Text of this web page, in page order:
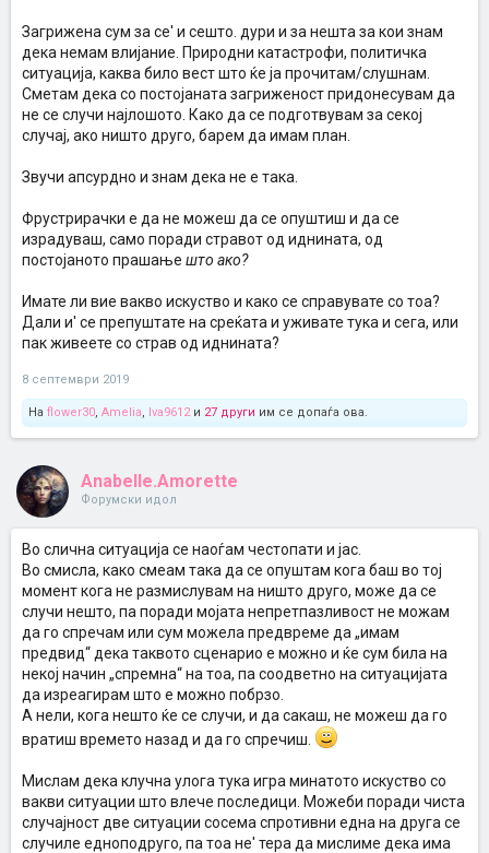
Загрижена сум за се' и сешто. дури и за нешта за кои знам
дека немам влијание. Природни катастрофи, политичка
ситуација, каква било вест што ќе ја прочитам/слушнам.
Сметам дека со постојаната загриженост придонесувам да
не се случи најлошото. Како да се подготвувам за секој
случај, ако ништо друго, барем да имам план.
Звучи апсурдно и знам дека не е така.
Фрустрирачки е да не можеш да се опуштиш и да се
израдуваш, само поради стравот од иднината, од
постојаното прашање што ако?
Имате ли вие вакво искуство и како се справувате со тоа?
Дали и' се препуштате на среќата и уживате тука и сега, или
пак живеете со страв од иднината?
8 септември 2019
На flower30, Amelia, Iva9612и 27 други им се допаѓа ова.
Anabelle.Amorette
Форумски идол
Во слична ситуација се наоѓам честопати и јас.
Во смисла, како смеам така да се опуштам кога баш во тој
момент кога не размислувам на ништо друго, може да се
случи нешто, па поради мојата непретпазливост не можам
да го спречам или сум можела предвреме да „имам
предвид“ дека таквото сценарио е можно и ќе сум била на
некој начин „спремна“ на тоа, па соодветно на ситуацијата
да изреагирам што е можно побрзо.
А нели, кога нешто ќе се случи, и да сакаш, не можеш да го
вратиш времето назад и да го спречиш.
Мислам дека клучна улога тука игра минатото искуство со
вакви ситуации што влече последици. Можеби поради чиста
случајност две ситуации сосема спротивни една на друга се
случиле едноподруго, па тоа не' тера да мислиме дека има